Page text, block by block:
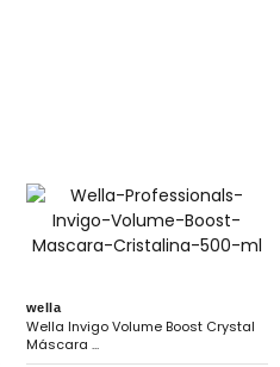
wella
Wella Invigo Volume Boost Crystal
Máscara ...